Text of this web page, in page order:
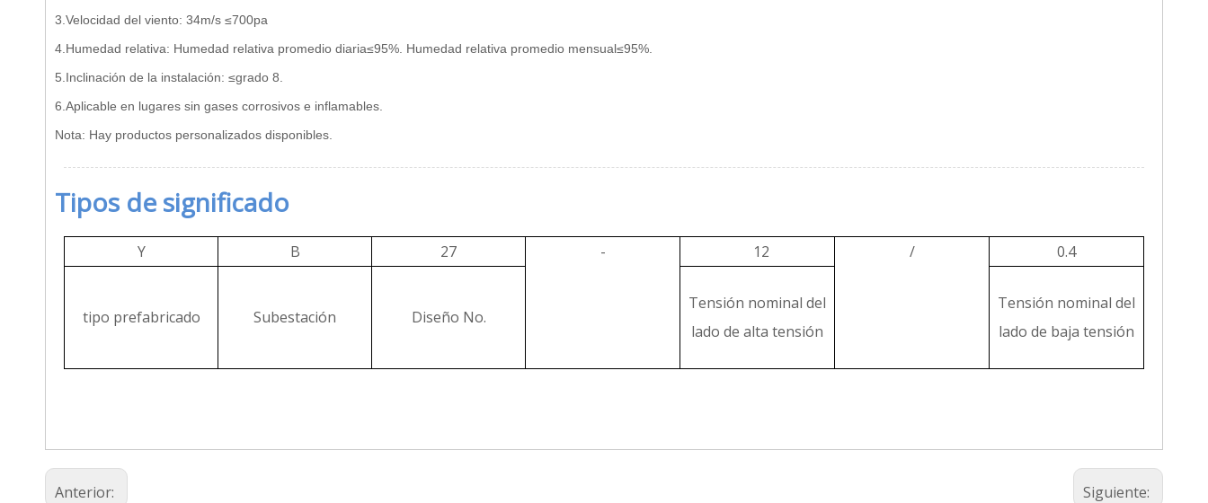
3.Velocidad del viento: 34m/s ≤700pa
4.Humedad relativa: Humedad relativa promedio diaria≤95%. Humedad relativa promedio mensual≤95%.
5.Inclinación de la instalación: ≤grado 8.
6.Aplicable en lugares sin gases corrosivos e inflamables.
Nota: Hay productos personalizados disponibles.
Tipos de significado
Y B 27 - 12 / 0.4
tipo prefabricado Subestación Diseño No.
Tensión nominal del
lado de alta tensión
Tensión nominal del
lado de baja tensión
Anterior: Siguiente: